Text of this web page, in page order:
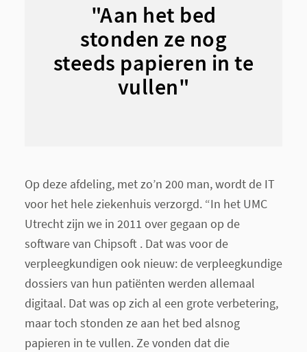
"Aan het bed
stonden ze nog
steeds papieren in te
vullen"
Op deze afdeling, met zo’n 200 man, wordt de IT
voor het hele ziekenhuis verzorgd. “In het UMC
Utrecht zijn we in 2011 over gegaan op de
software van Chipsoft . Dat was voor de
verpleegkundigen ook nieuw: de verpleegkundige
dossiers van hun patiënten werden allemaal
digitaal. Dat was op zich al een grote verbetering,
maar toch stonden ze aan het bed alsnog
papieren in te vullen. Ze vonden dat die